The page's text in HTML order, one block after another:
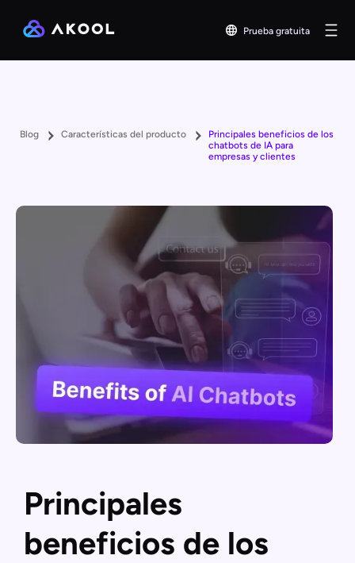
Prueba gratuita
Blog Características del producto
Principales beneficios de los
chatbots de IA para
empresas y clientes
Principales
beneficios de los